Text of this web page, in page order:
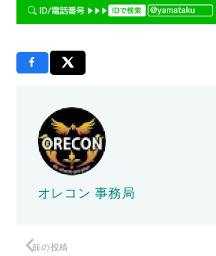
オレコン 事務局
前の投稿